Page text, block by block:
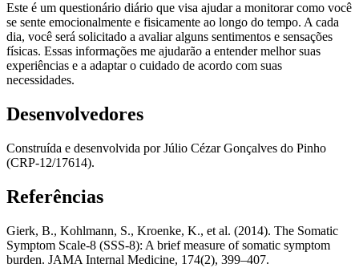
Este é um questionário diário que visa ajudar a monitorar como você
se sente emocionalmente e fisicamente ao longo do tempo. A cada
dia, você será solicitado a avaliar alguns sentimentos e sensações
físicas. Essas informações me ajudarão a entender melhor suas
experiências e a adaptar o cuidado de acordo com suas
necessidades.
Desenvolvedores
Construída e desenvolvida porJúlio Cézar Gonçalves do Pinho
(CRP-12/17614).
Referências
Gierk, B., Kohlmann, S., Kroenke, K., et al. (2014). The Somatic
Symptom Scale-8 (SSS-8): A brief measure of somatic symptom
burden. JAMA Internal Medicine, 174(2), 399–407.